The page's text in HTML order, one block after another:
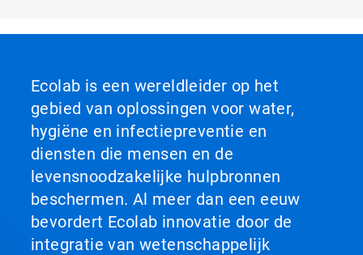
Ecolab is een wereldleider op het
gebied van oplossingen voor water,
hygiëne en infectiepreventie en
diensten die mensen en de
levensnoodzakelijke hulpbronnen
beschermen. Al meer dan een eeuw
bevordert Ecolab innovatie door de
integratie van wetenschappelijk